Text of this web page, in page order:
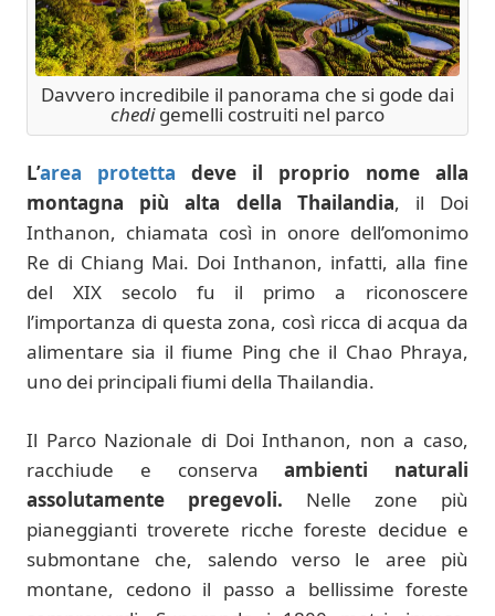
Davvero incredibile il panorama che si gode dai
chedigemelli costruiti nel parco
L’area protetta deve il proprio nome alla
montagna più alta della Thailandia, il Doi
Inthanon, chiamata così in onore dell’omonimo
Re di Chiang Mai. Doi Inthanon, infatti, alla fine
del XIX secolo fu il primo a riconoscere
l’importanza di questa zona, così ricca di acqua da
alimentare sia il fiume Ping che il Chao Phraya,
uno dei principali fiumi della Thailandia.
Il Parco Nazionale di Doi Inthanon, non a caso,
racchiude e conserva ambienti naturali
assolutamente pregevoli. Nelle zone più
pianeggianti troverete ricche foreste decidue e
submontane che, salendo verso le aree più
montane, cedono il passo a bellissime foreste